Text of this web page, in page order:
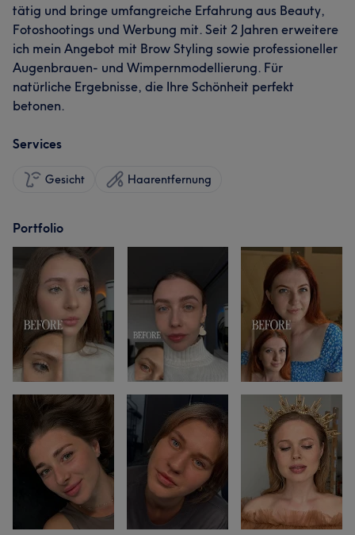
tätig und bringe umfangreiche Erfahrung aus Beauty,
Fotoshootings und Werbung mit. Seit 2 Jahren erweitere
ich mein Angebot mit Brow Styling sowie professioneller
Augenbrauen- und Wimpernmodellierung. Für
natürliche Ergebnisse, die Ihre Schönheit perfekt
betonen.
Services
Gesicht Haarentfernung
Portfolio